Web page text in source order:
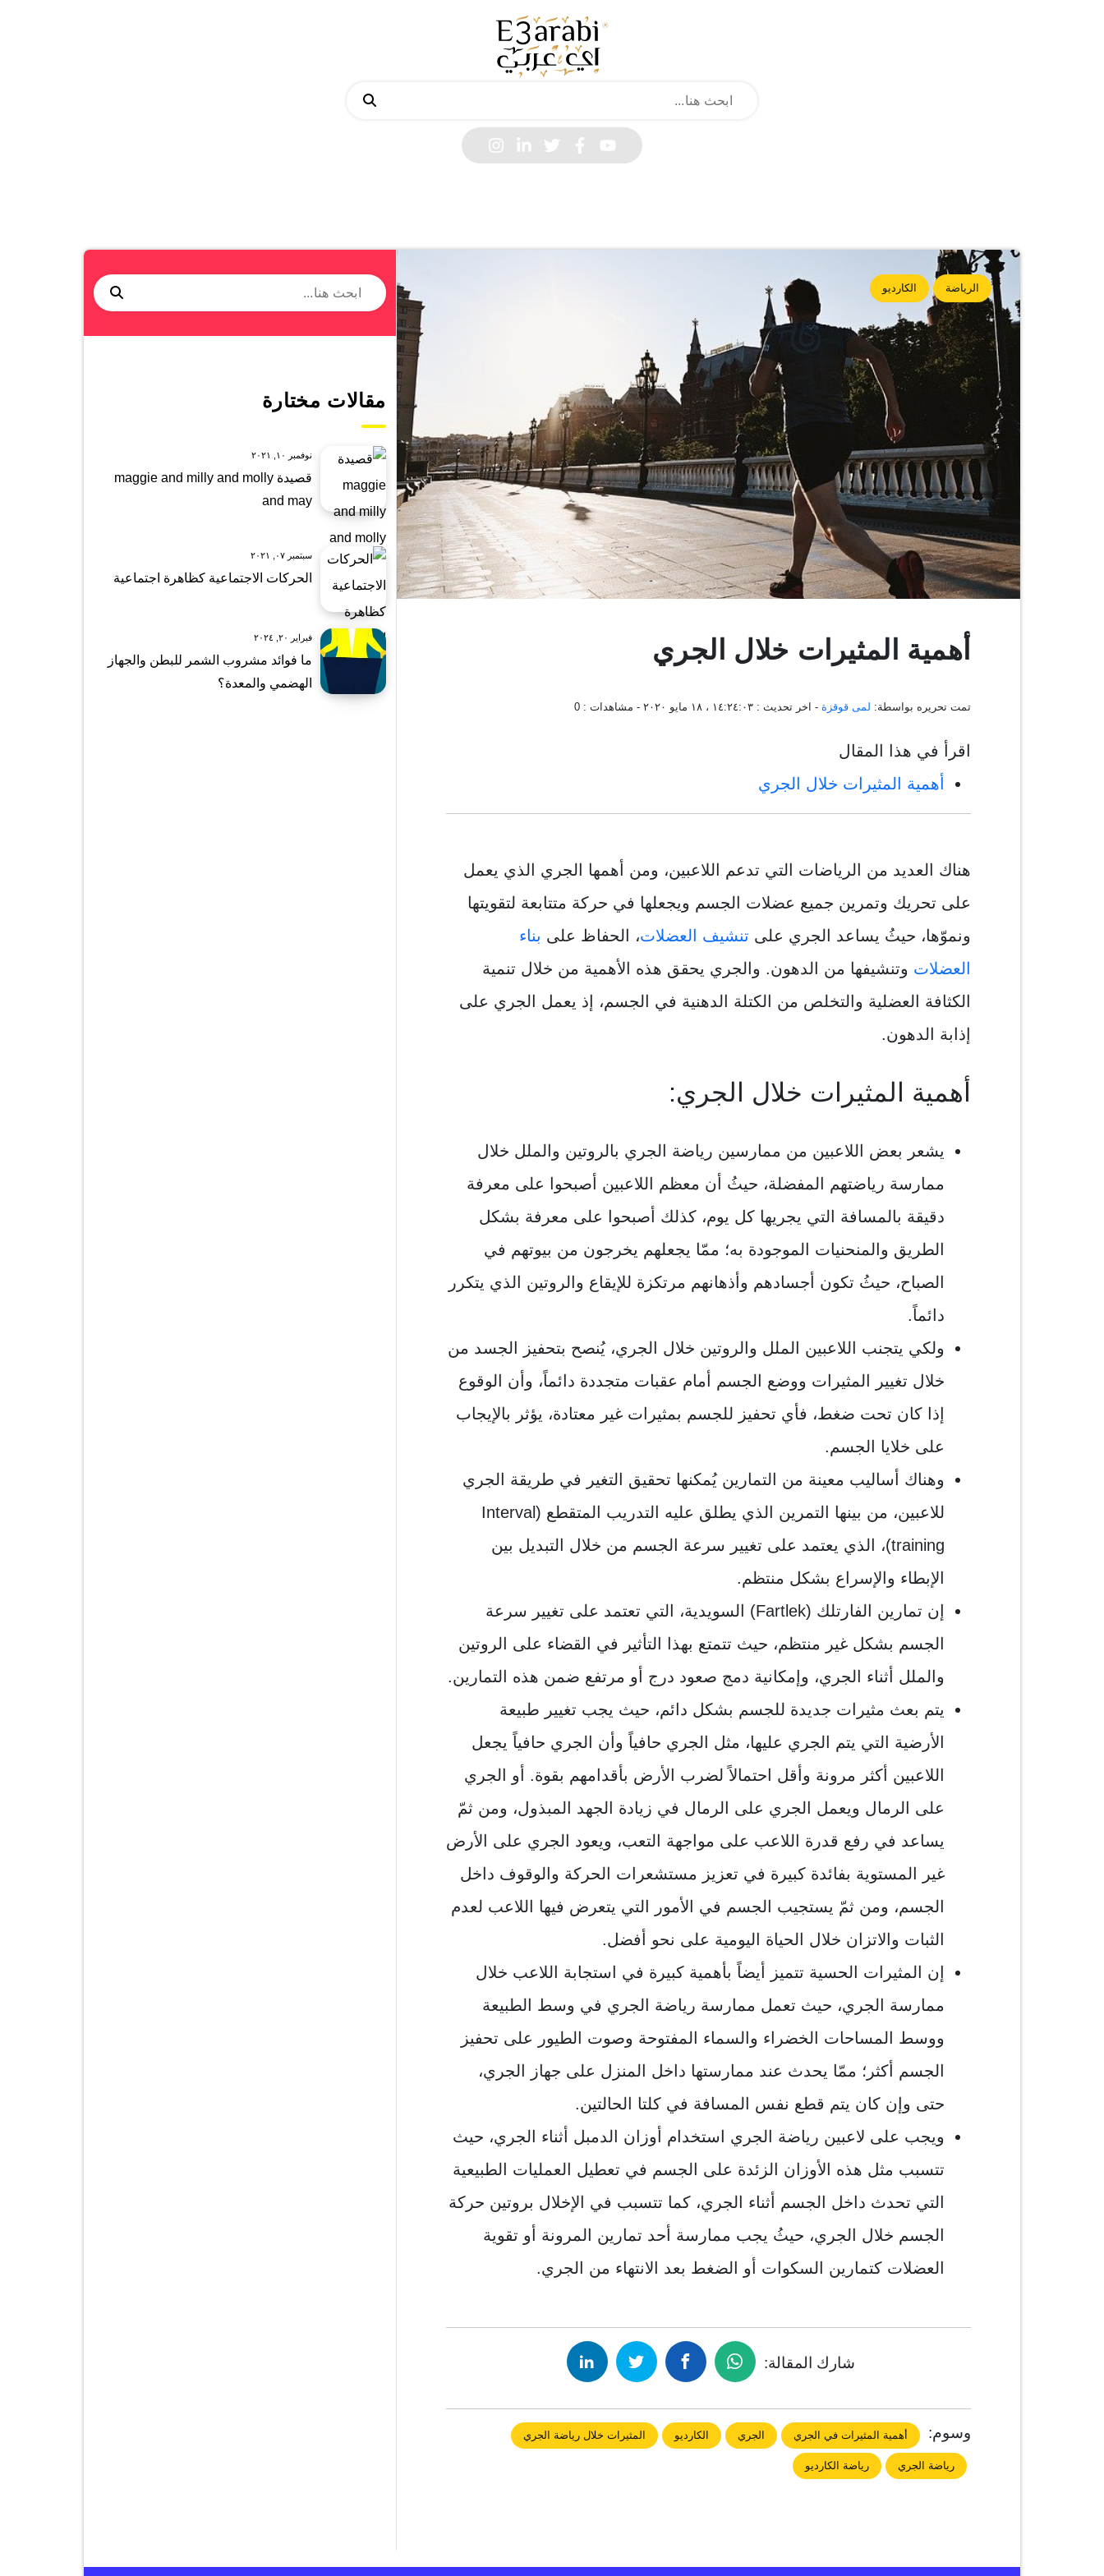
الرياضة الكارديو
أهمية المثيرات خلال الجري
تمت تحريره بواسطة: لمى قوقزة - اخر تحديث : ١٤:٢٤:٠٣ ، ١٨ مايو ٢٠٢٠ - مشاهدات : 0
اقرأ في هذا المقال
أهمية المثيرات خلال الجري
هناك العديد من الرياضات التي تدعم اللاعبين، ومن أهمها الجري الذي يعمل
على تحريك وتمرين جميع عضلات الجسم ويجعلها في حركة متتابعة لتقويتها
ونموّها، حيثُ يساعد الجري على تنشيف العضلات، الحفاظ على بناء
العضلات وتنشيفها من الدهون. والجري يحقق هذه الأهمية من خلال تنمية
الكثافة العضلية والتخلص من الكتلة الدهنية في الجسم، إذ يعمل الجري على
إذابة الدهون.
أهمية المثيرات خلال الجري:
يشعر بعض اللاعبين من ممارسين رياضة الجري بالروتين والملل خلال
ممارسة رياضتهم المفضلة، حيثُ أن معظم اللاعبين أصبحوا على معرفة
دقيقة بالمسافة التي يجريها كل يوم، كذلك أصبحوا على معرفة بشكل
الطريق والمنحنيات الموجودة به؛ ممّا يجعلهم يخرجون من بيوتهم في
الصباح، حيثُ تكون أجسادهم وأذهانهم مرتكزة للإيقاع والروتين الذي يتكرر
دائماً.
ولكي يتجنب اللاعبين الملل والروتين خلال الجري، يُنصح بتحفيز الجسد من
خلال تغيير المثيرات ووضع الجسم أمام عقبات متجددة دائماً، وأن الوقوع
إذا كان تحت ضغط، فأي تحفيز للجسم بمثيرات غير معتادة، يؤثر بالإيجاب
على خلايا الجسم.
وهناك أساليب معينة من التمارين يُمكنها تحقيق التغير في طريقة الجري
للاعبين، من بينها التمرين الذي يطلق عليه التدريب المتقطع (Interval
training)، الذي يعتمد على تغيير سرعة الجسم من خلال التبديل بين
الإبطاء والإسراع بشكل منتظم.
إن تمارين الفارتلك (Fartlek) السويدية، التي تعتمد على تغيير سرعة
الجسم بشكل غير منتظم، حيث تتمتع بهذا التأثير في القضاء على الروتين
والملل أثناء الجري، وإمكانية دمج صعود درج أو مرتفع ضمن هذه التمارين.
يتم بعث مثيرات جديدة للجسم بشكل دائم، حيث يجب تغيير طبيعة
الأرضية التي يتم الجري عليها، مثل الجري حافياً وأن الجري حافياً يجعل
اللاعبين أكثر مرونة وأقل احتمالاً لضرب الأرض بأقدامهم بقوة. أو الجري
على الرمال ويعمل الجري على الرمال في زيادة الجهد المبذول، ومن ثمّ
يساعد في رفع قدرة اللاعب على مواجهة التعب، ويعود الجري على الأرض
غير المستوية بفائدة كبيرة في تعزيز مستشعرات الحركة والوقوف داخل
الجسم، ومن ثمّ يستجيب الجسم في الأمور التي يتعرض فيها اللاعب لعدم
الثبات والاتزان خلال الحياة اليومية على نحو أفضل.
إن المثيرات الحسية تتميز أيضاً بأهمية كبيرة في استجابة اللاعب خلال
ممارسة الجري، حيث تعمل ممارسة رياضة الجري في وسط الطبيعة
ووسط المساحات الخضراء والسماء المفتوحة وصوت الطيور على تحفيز
الجسم أكثر؛ ممّا يحدث عند ممارستها داخل المنزل على جهاز الجري،
حتى وإن كان يتم قطع نفس المسافة في كلتا الحالتين.
ويجب على لاعبين رياضة الجري استخدام أوزان الدمبل أثناء الجري، حيث
تتسبب مثل هذه الأوزان الزئدة على الجسم في تعطيل العمليات الطبيعية
التي تحدث داخل الجسم أثناء الجري، كما تتسبب في الإخلال بروتين حركة
الجسم خلال الجري، حيثُ يجب ممارسة أحد تمارين المرونة أو تقوية
العضلات كتمارين السكوات أو الضغط بعد الانتهاء من الجري.
شارك المقالة:
وسوم: أهمية المثيرات في الجري الجري الكارديو المثيرات خلال رياضة الجري
رياضة الجري رياضة الكارديو
مقالات مختارة
نوفمبر ١٠, ٢٠٢١
قصيدة maggie and milly and molly
and may
سبتمبر ٠٧, ٢٠٢١
الحركات الاجتماعية كظاهرة اجتماعية
فبراير ٢٠, ٢٠٢٤
ما فوائد مشروب الشمر للبطن والجهاز
الهضمي والمعدة؟